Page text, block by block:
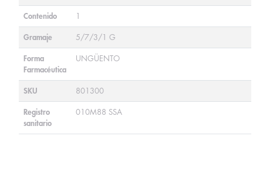
Contenido 1
Gramaje 5/7/3/1 G
Forma
Farmacéutica
UNGÜENTO
SKU 801300
Registro
sanitario
010M88 SSA